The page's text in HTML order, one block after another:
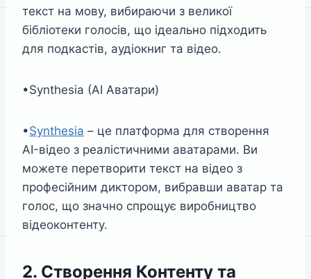
текст на мову, вибираючи з великої
бібліотеки голосів, що ідеально підходить
для подкастів, аудіокниг та відео.
•Synthesia (AI Аватари)
•Synthesia – це платформа для створення
AI-відео з реалістичними аватарами. Ви
можете перетворити текст на відео з
професійним диктором, вибравши аватар та
голос, що значно спрощує виробництво
відеоконтенту.
2. Створення Контенту та